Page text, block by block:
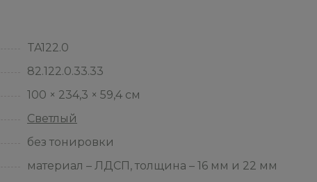
TA122.0
82.122.0.33.33
100 × 234,3 × 59,4 см
Светлый
без тонировки
материал – ЛДСП, толщина – 16 мм и 22 мм